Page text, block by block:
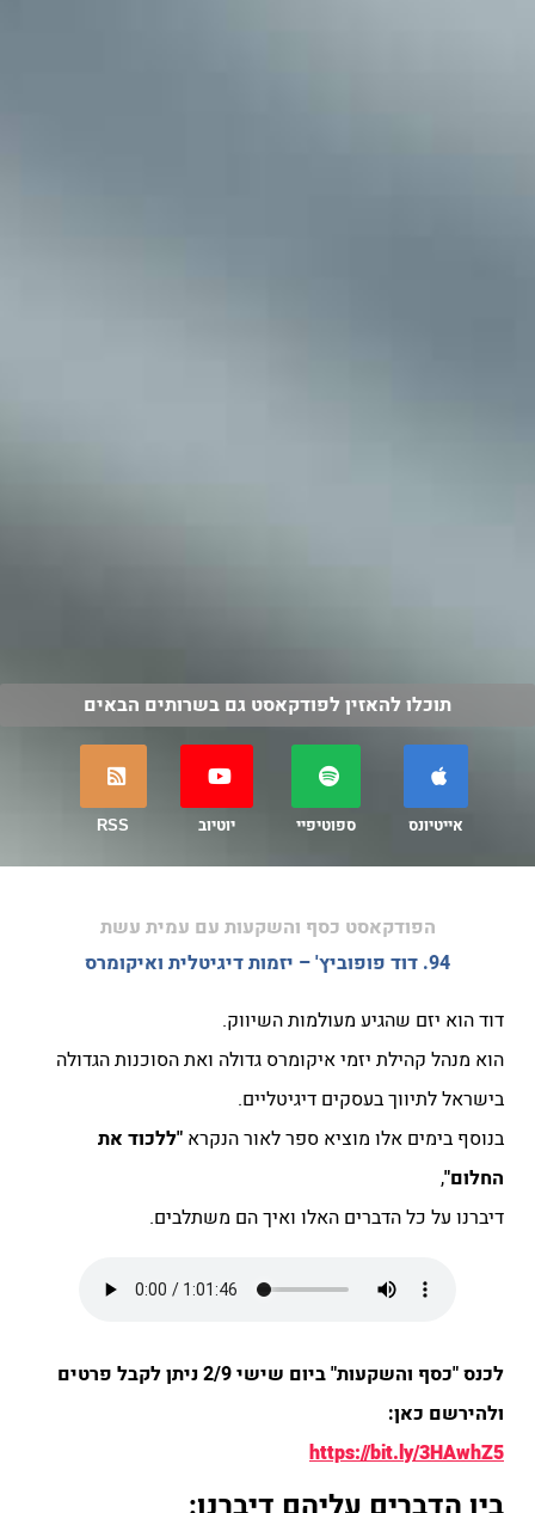
תוכלו להאזין לפודקאסט גם בשרותים הבאים
אייטיונס ספוטיפיי יוטיוב RSS
הפודקאסט כסף והשקעות עם עמית עשת
94. דוד פופוביץ' – יזמות דיגיטלית ואיקומרס
דוד הוא יזם שהגיע מעולמות השיווק.
הוא מנהל קהילת יזמי איקומרס גדולה ואת הסוכנות הגדולה
בישראל לתיווך בעסקים דיגיטליים.
בנוסף בימים אלו מוציא ספר לאור הנקרא "ללכוד את
החלום",
דיברנו על כל הדברים האלו ואיך הם משתלבים.
לכנס "כסף והשקעות" ביום שישי 2/9 ניתן לקבל פרטים
ולהירשם כאן:
https://bit.ly/3HAwhZ5